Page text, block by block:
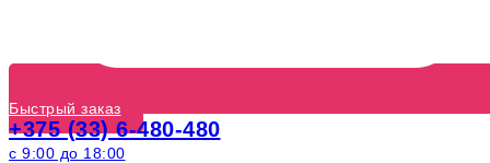
Быстрый заказ
+375 (33) 6-480-480
с 9:00 до 18:00